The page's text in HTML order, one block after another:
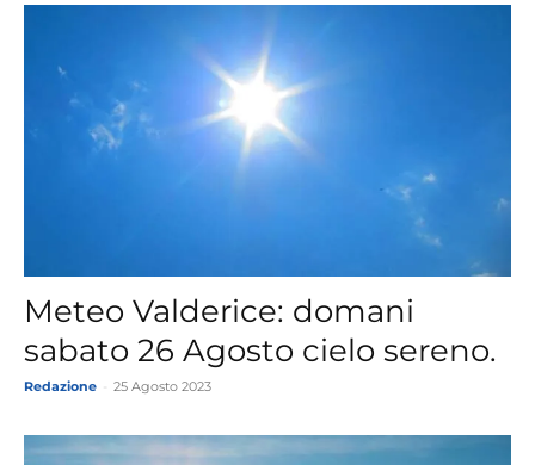
Meteo Valderice: domani
sabato 26 Agosto cielo sereno.
Redazione 25 Agosto 2023